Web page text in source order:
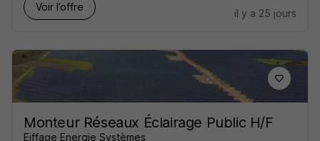
Voir l’offre
il y a 25 jours
Monteur Réseaux Éclairage Public H/F
Eiffage Energie Systèmes